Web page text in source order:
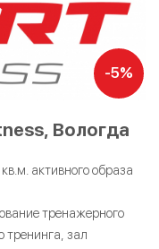
-5%
Вологда
активного образа
тренажерного
тренинга, зал